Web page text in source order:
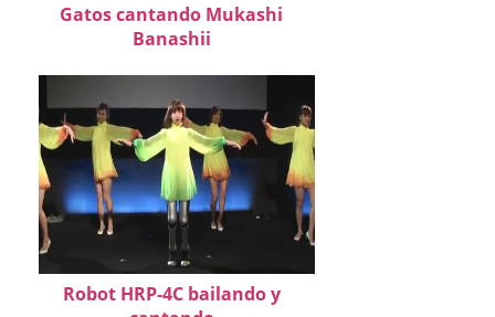
Gatos cantando Mukashi
Banashii
Robot HRP-4C bailando y